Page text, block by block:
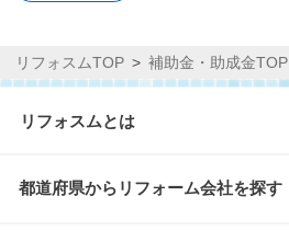
リフォスムTOP 補助金・助成金TOP
リフォスムとは
都道府県からリフォーム会社を探す